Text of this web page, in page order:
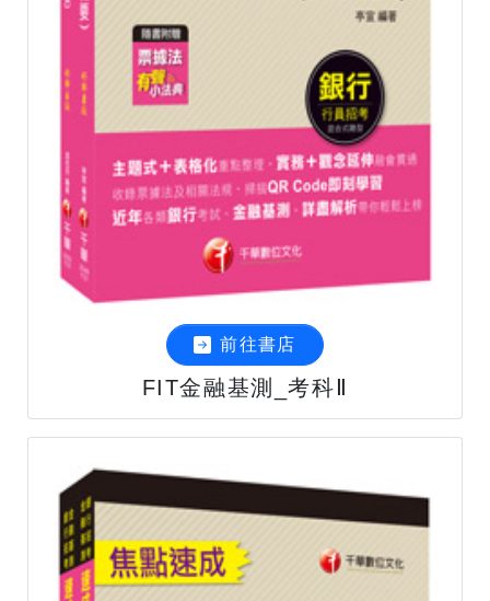
前往書店
FIT金融基測_考科Ⅱ